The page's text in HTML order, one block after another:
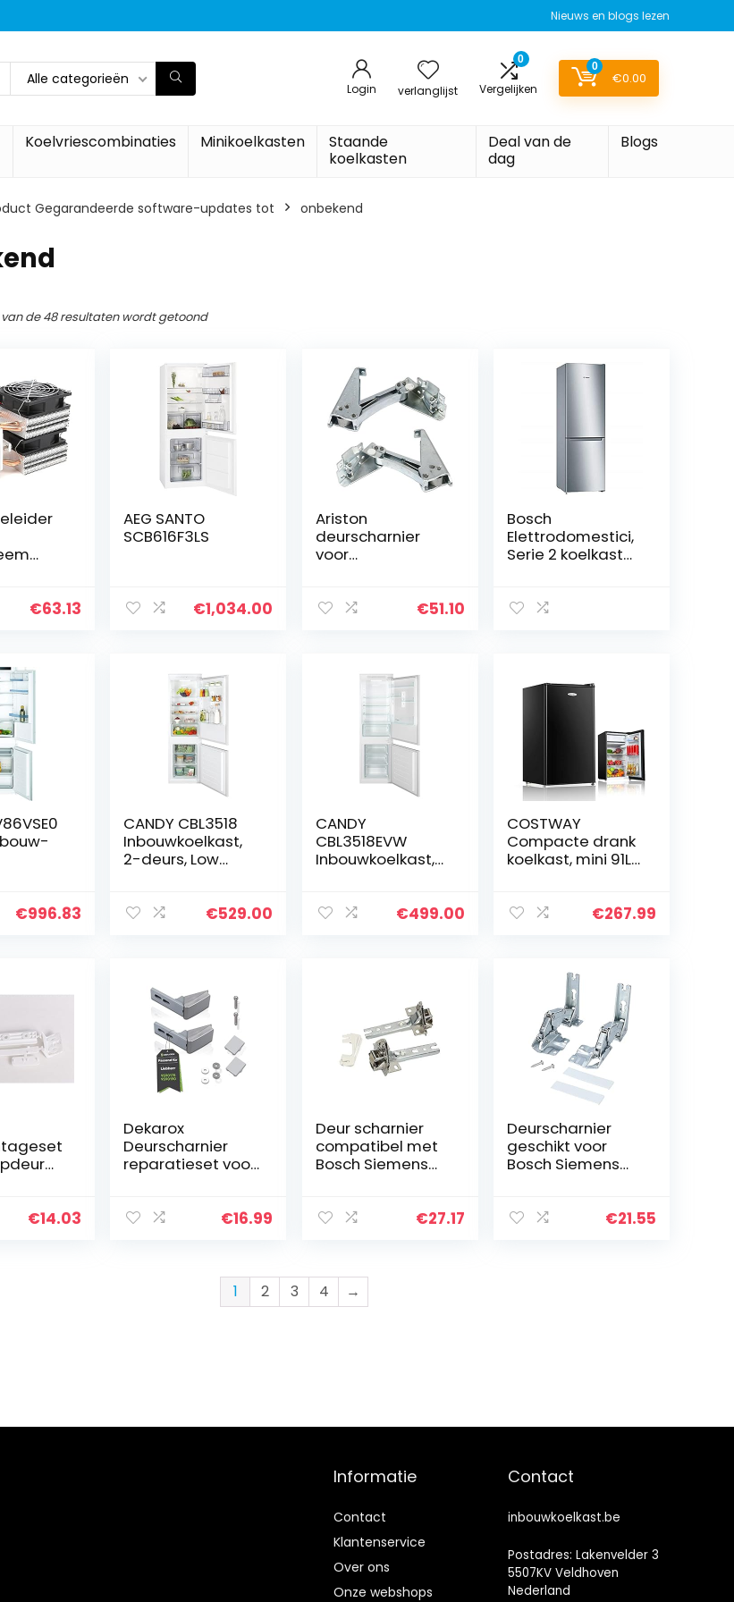
Nieuws en blogs lezen
Alle categorieën
Login verlanglijst
0
Vergelijken
0
€0.00
Koelvriescombinaties Minikoelkasten
Staande
koelkasten
Deal van de
dag
Blogs
Gegarandeerde software-updates tot ‎onbekend
van de 48 resultaten wordt getoond
+ ABS
€63.13
AEG SANTO
SCB616F3LS
€1,034.00
Ariston
deurscharnier
voor
scharnier of als
€51.10
Bosch
Elettrodomestici,
Serie 2 koelkast
stalen look,
€996.83
CANDY CBL3518
Inbouwkoelkast,
2-deurs, Low
€529.00
CANDY
CBL3518EVW
Inbouwkoelkast,
onderste vriezer
€499.00
COSTWAY
Compacte drank
koelkast, mini 91L
verwijderbare
temperatuur en
geluidsarme
compressor,
ideaal voor
slaapzaal,
garage,
kampeerder,
kelder, kantoor
€267.99
€14.03
Dekarox
Deurscharnier
reparatieset voor
deurgreep
€16.99
Deur scharnier
compatibel met
Bosch Siemens
deur 00268698
€27.17
Deurscharnier
geschikt voor
Bosch Siemens
00481147 481147,
€21.55
1 2 3 4 →
Informatie
Contact
Klantenservice
Over ons
Onze webshops
Contact
inbouwkoelkast.be
Postadres: Lakenvelder 3
5507KV Veldhoven
Nederland